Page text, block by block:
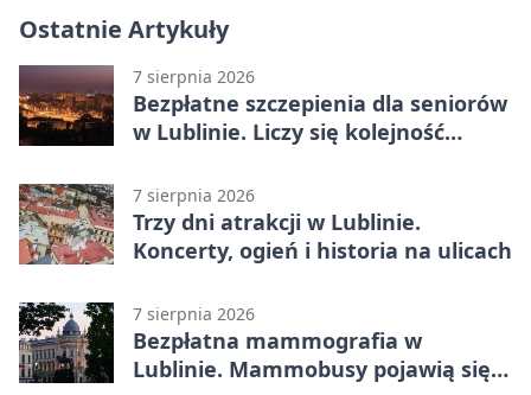
Ostatnie Artykuły
7 sierpnia 2026
Bezpłatne szczepienia dla seniorów
w Lublinie. Liczy się kolejność
7 sierpnia 2026
Trzy dni atrakcji w Lublinie.
Koncerty, ogień i historia na ulicach
7 sierpnia 2026
Bezpłatna mammografia w
Lublinie. Mammobusy pojawią się